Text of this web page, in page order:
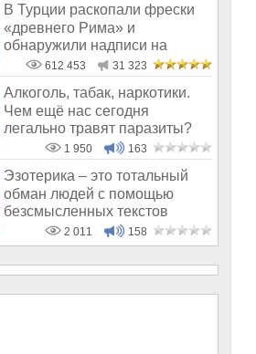
В Турции раскопали фрески
«древнего Рима» и
обнаружили надписи на
Русском!612 453 31 323
Алкоголь, табак, наркотики.
Чем ещё нас сегодня
легально травят паразиты?
1 950 163
Эзотерика – это тотальный
обман людей с помощью
безсмысленных текстов
2 011 158